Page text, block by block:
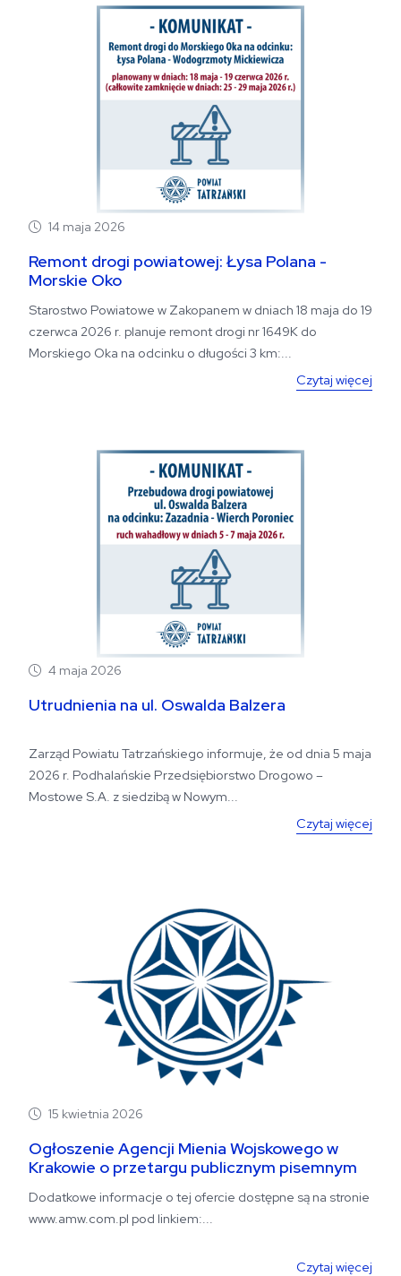
14 maja 2026
Remont drogi powiatowej: Łysa Polana -
Morskie Oko
Starostwo Powiatowe w Zakopanem w dniach 18 maja do 19
czerwca 2026 r. planuje remont drogi nr 1649K do
Morskiego Oka na odcinku o długości 3 km:...
Czytaj więcej
4 maja 2026
Utrudnienia na ul. Oswalda Balzera
Zarząd Powiatu Tatrzańskiego informuje, że od dnia 5 maja
2026 r. Podhalańskie Przedsiębiorstwo Drogowo –
Mostowe S.A. z siedzibą w Nowym...
Czytaj więcej
15 kwietnia 2026
Ogłoszenie Agencji Mienia Wojskowego w
Krakowie o przetargu publicznym pisemnym
Dodatkowe informacje o tej ofercie dostępne są na stronie
www.amw.com.pl pod linkiem:...
Czytaj więcej